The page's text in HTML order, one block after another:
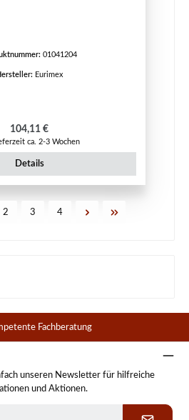
01041204
Eurimex
Regulärer Preis:
104,11 €
ca. 2-3 Wochen
Details
Seite
2 Seite
3 Seite
4
Fachberatung
unseren Newsletter für hilfreiche
und Aktionen.